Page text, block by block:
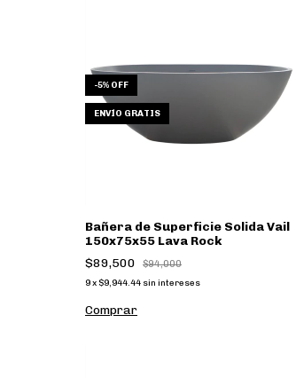
-5% OFF
ENVÍO GRATIS
Bañera de Superficie Solida Vail
150x75x55 Lava Rock
$89,500
$94,000
9x $9,944.44 sin intereses
Comprar